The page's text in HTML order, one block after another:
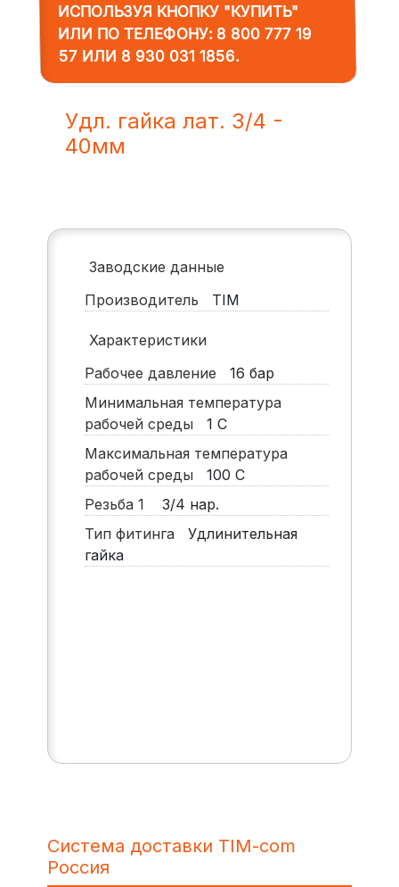
ИСПОЛЬЗУЯ КНОПКУ "КУПИТЬ"
ИЛИ ПО ТЕЛЕФОНУ: 8 800 777 19
57ИЛИ 8 930 031 1856.
Удл. гайка лат. 3/4 -
40мм
Заводские данные
Производитель
TIM
Характеристики
Рабочее давление
16 бар
Минимальная температура
рабочей среды
1 С
Максимальная температура
рабочей среды
100 С
Резьба 1
3/4 нар.
Тип фитинга
Удлинительная
гайка
Система доставки TIM-com
Россия